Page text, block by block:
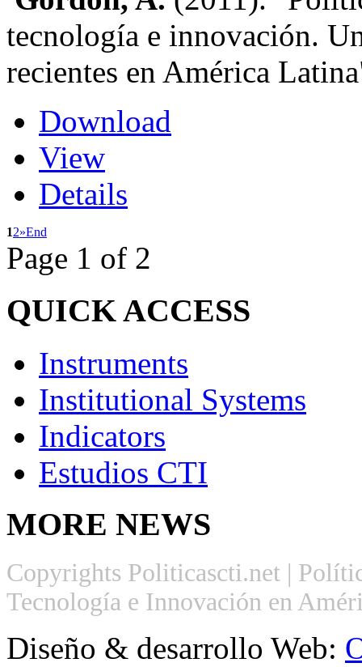
tecnología e innovación.
recientes en América
Download
View
Details
12»End
Page 1 of 2
QUICKACCESS
Instruments
Institutional Systems
Indicators
Estudios CTI
MORE NEWS
Copyrights Politicascti.net |
Tecnología e Innovación en
Diseño & desarrollo Web: